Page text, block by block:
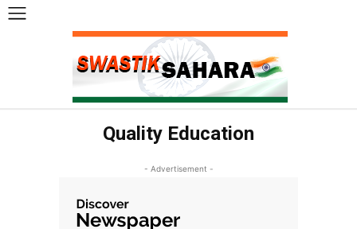
Quality Education
- Advertisement -